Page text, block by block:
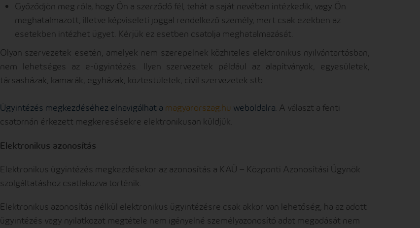
Győződjön meg róla, hogy Ön a szerződő fél, tehát a saját nevében intézkedik, vagy Ön
meghatalmazott, illetve képviseleti joggal rendelkező személy, mert csak ezekben az
esetekben intézhet ügyet. Kérjük ez esetben csatolja meghatalmazását.
Olyan szervezetek esetén, amelyek nem szerepelnek közhiteles elektronikus nyilvántartásban,
nem lehetséges az e-ügyintézés. Ilyen szervezetek például az alapítványok, egyesületek,
társasházak, kamarák, egyházak, köztestületek, civil szervezetek stb.
Ügyintézés megkezdéséhez elnavigálhat a magyarorszag.hu weboldalra. A választ a fenti
csatornán érkezett megkeresésekre elektronikusan küldjük.
Elektronikus azonosítás
Elektronikus ügyintézés megkezdésekor az azonosítás a KAÜ – Központi Azonosítási Ügynök
szolgáltatáshoz csatlakozva történik.
Elektronikus azonosítás nélkül elektronikus ügyintézésre csak akkor van lehetőség, ha az adott
ügyintézés vagy nyilatkozat megtétele nem igényelné személyazonosító adat megadását nem